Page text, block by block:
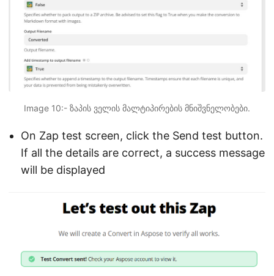
Image 10:- ზაპის ველის მალტიპირების მნიშვნელობები.
On Zap test screen, click the Send test button.
If all the details are correct, a success message
will be displayed